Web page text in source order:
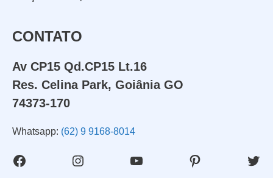
CONTATO
Av CP15 Qd.CP15 Lt.16
Res. Celina Park, Goiânia GO
74373-170
Whatsapp: (62) 9 9168-8014
FacebookInstagramYoutube Pinterest